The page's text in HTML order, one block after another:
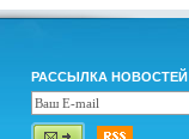
РАССЫЛКА НОВОСТЕЙ